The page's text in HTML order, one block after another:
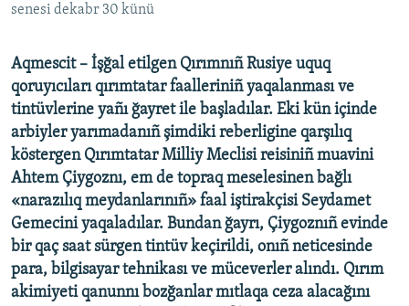
RFE/RS bütün saytları
senesi dekabr 30 künü
Aqmescit – İşğal etilgen Qırımnıñ Rusiye uquq
qoruyıcıları qırımtatar faalleriniñ yaqalanması ve
tintüvlerine yañı ğayret ile başladılar. Eki kün içinde
arbiyler yarımadanıñ şimdiki reberligine qarşılıq
köstergen Qırımtatar Milliy Meclisi reisiniñ muavini
Ahtem Çiygoznı, em de topraq meselesinen bağlı
«narazılıq meydanlarınıñ» faal iştirakçisi Seydamet
Gemecini yaqaladılar. Bundan ğayrı, Çiygoznıñ evinde
bir qaç saat sürgen tintüv keçirildi, onıñ neticesinde
para, bilgisayar tehnikası ve müceverler alındı. Qırım
akimiyeti qanunnı bozğanlar mıtlaqa ceza alacağını